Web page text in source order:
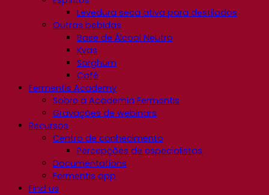
Levedura seca ativa para destilados
Outras bebidas
Base de Álcool Neutro
Kvas
Sorghum
Café
Fermentis Academy
Sobre a Academia Fermentis
Gravações de webinars
Recursos
Centro de conhecimento
Percepções de especialistas
Documentations
Fermentis app
Find us